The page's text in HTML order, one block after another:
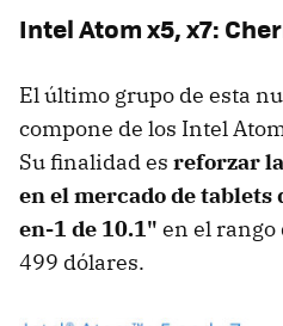
Intel Atom x5, x7:
El último grupo de esta
compone de los Intel
Su finalidad es reforzar
en el mercado de tablets
en-1 de 10.1" en el rango
499 dólares.